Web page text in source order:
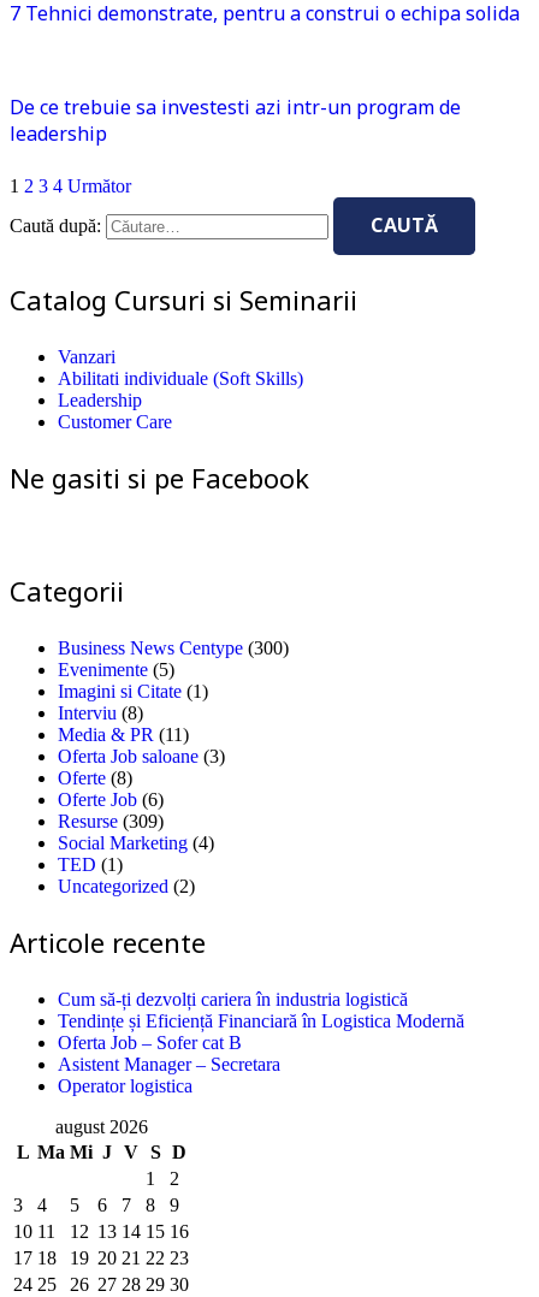
7 Tehnici demonstrate, pentru a construi o echipa solida
De ce trebuie sa investesti azi intr-un program de
leadership
1 2 3 4 Următor
Caută după:
Catalog Cursuri si Seminarii
Vanzari
Abilitati individuale (Soft Skills)
Leadership
Customer Care
Ne gasiti si pe Facebook
Categorii
Business News Centype (300)
Evenimente (5)
Imagini si Citate (1)
Interviu (8)
Media & PR (11)
Oferta Job saloane (3)
Oferte (8)
Oferte Job (6)
Resurse (309)
Social Marketing (4)
TED (1)
Uncategorized (2)
Articole recente
Cum să-ți dezvolți cariera în industria logistică
Tendințe și Eficiență Financiară în Logistica Modernă
Oferta Job – Sofer cat B
Asistent Manager – Secretara
Operator logistica
august 2026
L Ma Mi J V S D
1
2
3
4 5 6 7 8
9
10 11 12 13 14 15 16
17 18 19 20 21 22 23
24 25 26 27 28 29 30